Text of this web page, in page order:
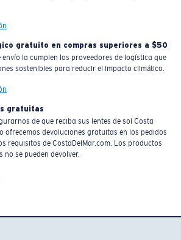
gratuito en compras superiores a $50
envío la cumplen los proveedores de logística que
sostenibles para reducir el impacto climático.
gratuitas
de que reciba sus lentes de sol Costa
ofrecemos devoluciones gratuitas en los pedidos
requisitos de CostaDelMar.com. Los productos
no se pueden devolver.